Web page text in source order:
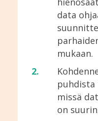
data
mukaan.
puhdista
missä
on